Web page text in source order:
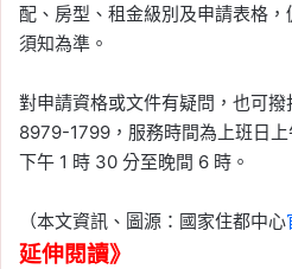
配、房型、租金級別及申請表格
須知為準。
對申請資格或文件有疑問，也可撥
8979-1799，服務時間為上班日
下午 1 時 30 分至晚間 6 時。
（本文資訊、圖源：國家住都中心
延伸閱讀》